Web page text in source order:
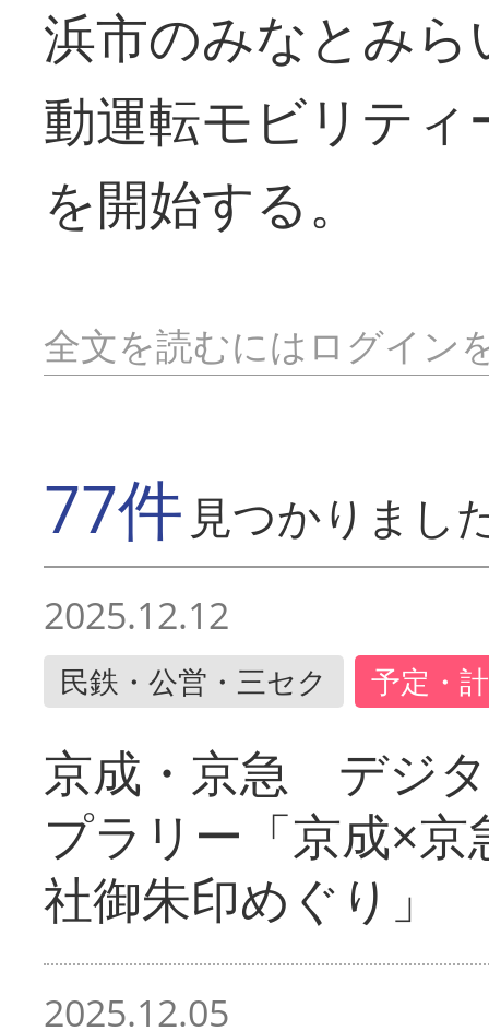
浜市のみなとみ
動運転モビリテ
を開始する。
全文を読むにはログイン
77件 見つかりまし
2025.12.12
民鉄・公営・三セク 予定・
京成・京急 デジ
プラリー「京成×
社御朱印めぐり」
2025.12.05